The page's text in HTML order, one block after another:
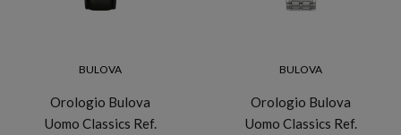
BULOVA
Orologio Bulova
Uomo Classics Ref.
BULOVA
Orologio Bulova
Uomo Classics Ref.